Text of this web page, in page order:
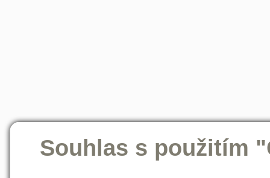
Souhlas s použitím